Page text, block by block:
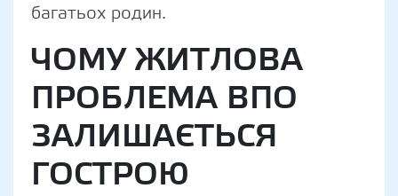
багатьох родин.
ЧОМУ ЖИТЛОВА
ПРОБЛЕМА ВПО
ЗАЛИШАЄТЬСЯ
ГОСТРОЮ